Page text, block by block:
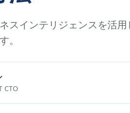
スインテリジェンスを活
。
CTO